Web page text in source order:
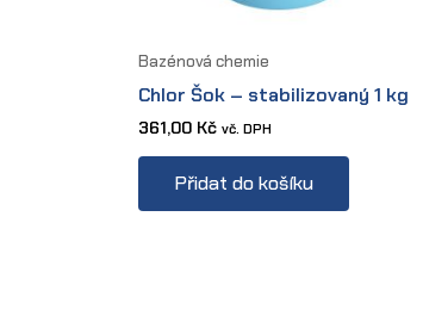
Bazénová chemie
Chlor Šok – stabilizovaný 1 kg
361,00 Kč vč. DPH
Přidat do košíku